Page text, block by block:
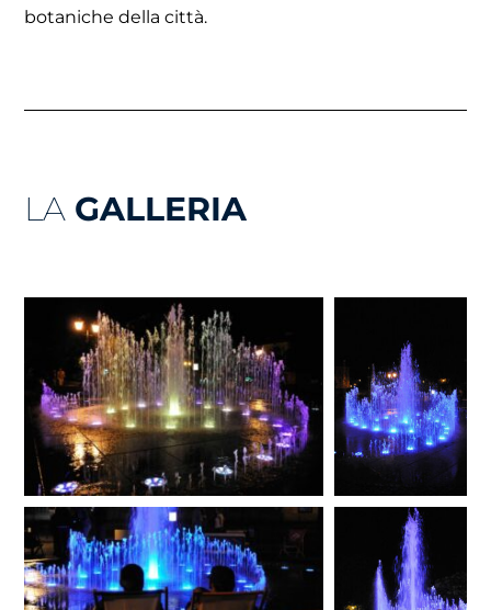
botaniche della città.
LA GALLERIA